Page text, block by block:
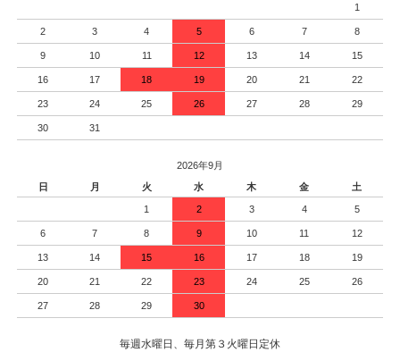
1
2 3 4 5 6 7 8
9 10 11 12 13 14 15
16 17 18 19 20 21 22
23 24 25 26 27 28 29
30 31
2026年9月
日
月 火 水 木 金 土
1 2 3 4 5
6 7 8 9 10 11 12
13 14 15 16 17 18 19
20 21 22 23 24 25 26
27 28 29 30
毎週水曜日、毎月第３火曜日定休